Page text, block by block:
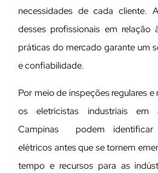
necessidades de cada cliente.
desses profissionais em relação
práticas do mercado garante um
e confiabilidade.
Por meio de inspeções regulares
os eletricistas industriais em
Campinas podem identificar
elétricos antes que se tornem
tempo e recursos para as